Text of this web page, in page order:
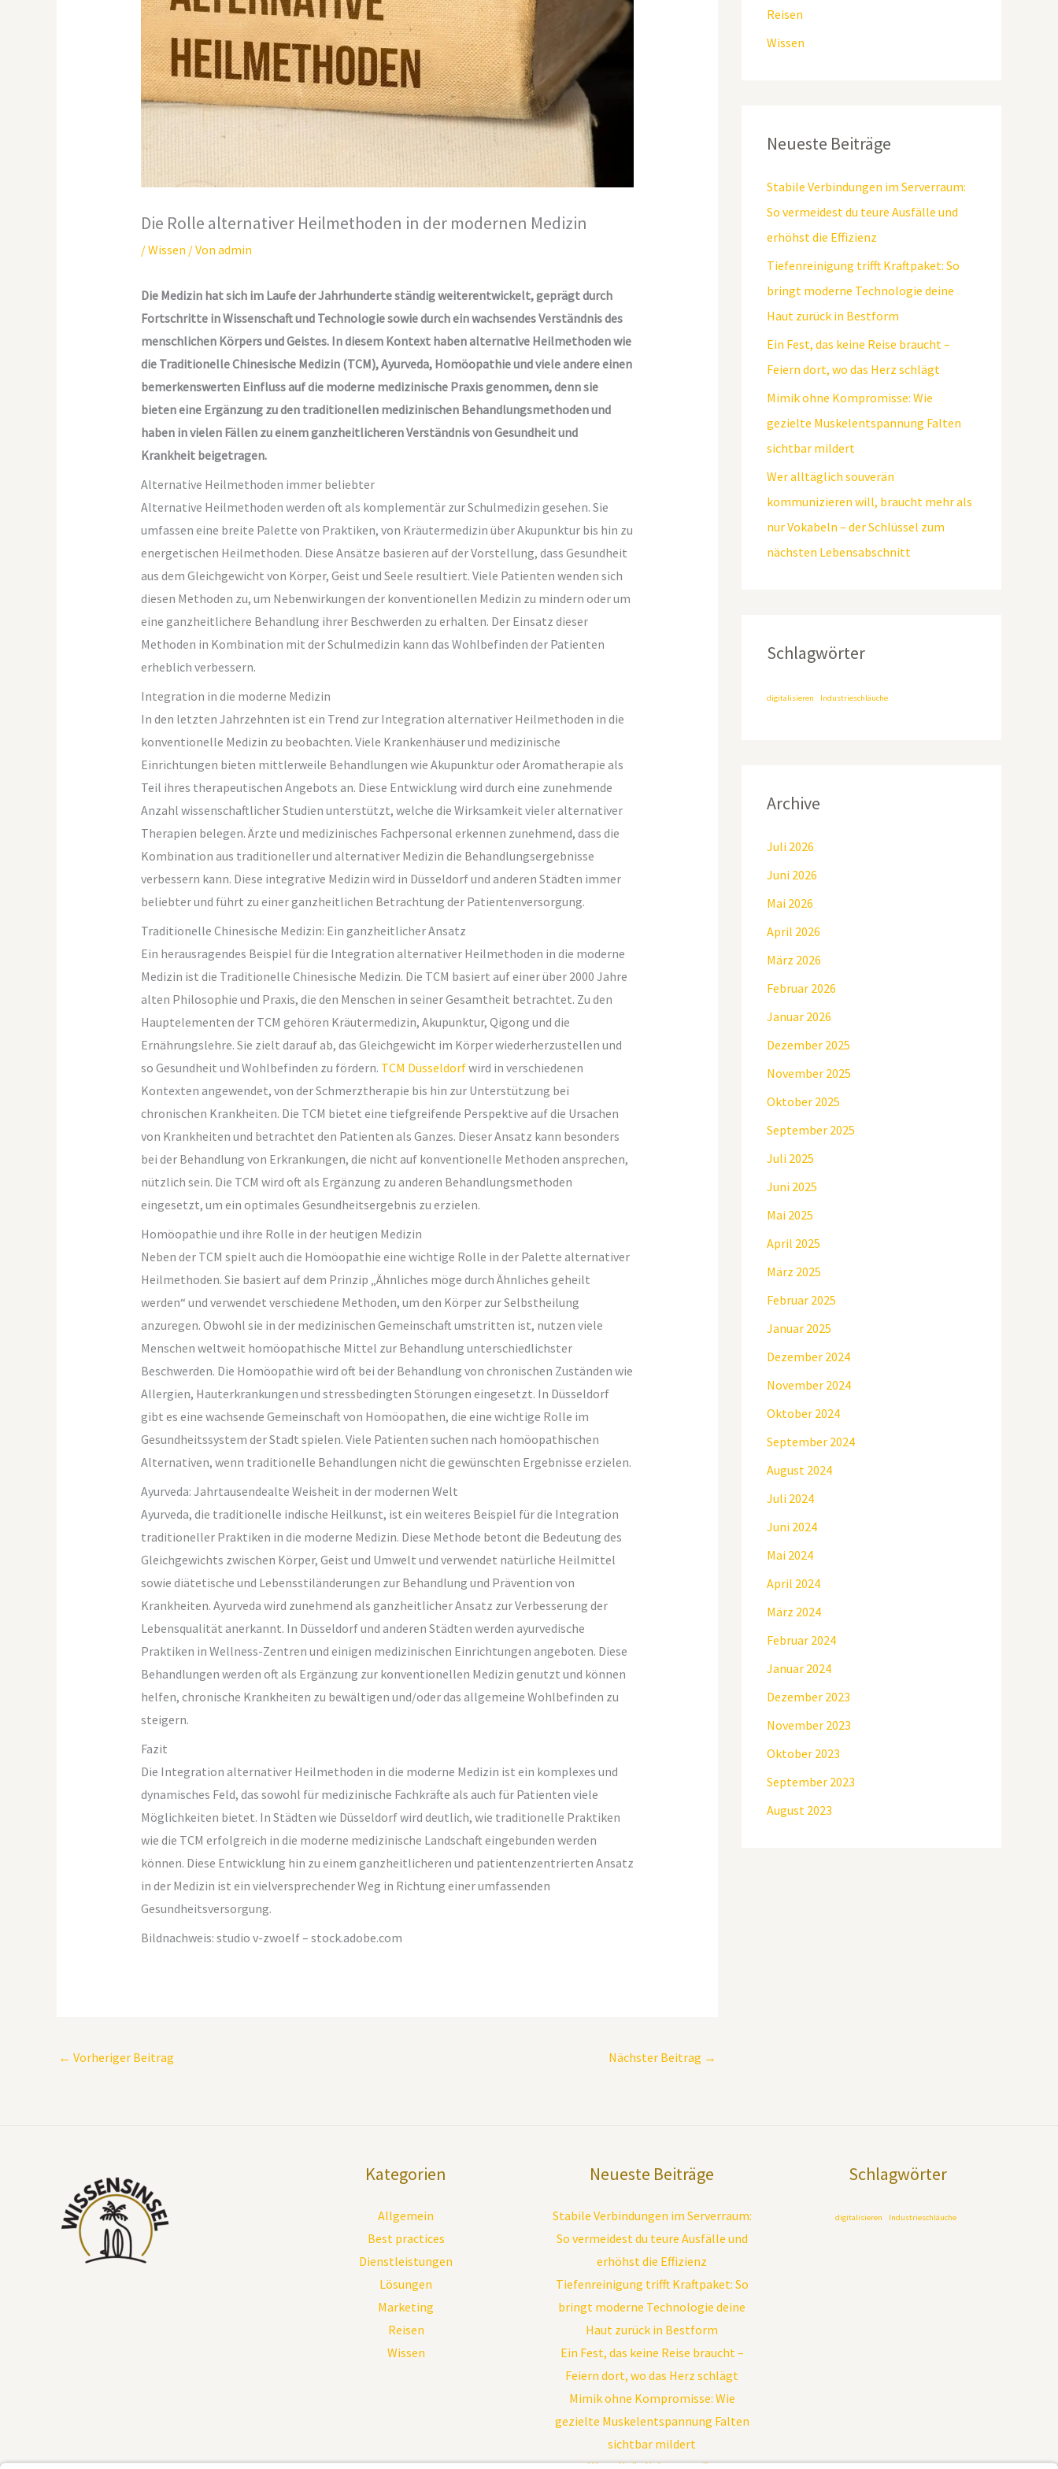
Die Rolle alternativer Heilmethoden in der modernen Medizin
/Wissen / Von admin
Die Medizin hat sich im Laufe der Jahrhunderte ständig weiterentwickelt, geprägt durch
Fortschritte in Wissenschaft und Technologie sowie durch ein wachsendes Verständnis des
menschlichen Körpers und Geistes. In diesem Kontext haben alternative Heilmethoden wie
die Traditionelle Chinesische Medizin (TCM), Ayurveda, Homöopathie und viele andere einen
bemerkenswerten Einfluss auf die moderne medizinische Praxis genommen, denn sie
bieten eine Ergänzung zu den traditionellen medizinischen Behandlungsmethoden und
haben in vielen Fällen zu einem ganzheitlicheren Verständnis von Gesundheit und
Krankheit beigetragen.
Alternative Heilmethoden immer beliebter
Alternative Heilmethoden werden oft als komplementär zur Schulmedizin gesehen. Sie
umfassen eine breite Palette von Praktiken, von Kräutermedizin über Akupunktur bis hin zu
energetischen Heilmethoden. Diese Ansätze basieren auf der Vorstellung, dass Gesundheit
aus dem Gleichgewicht von Körper, Geist und Seele resultiert. Viele Patienten wenden sich
diesen Methoden zu, um Nebenwirkungen der konventionellen Medizin zu mindern oder um
eine ganzheitlichere Behandlung ihrer Beschwerden zu erhalten. Der Einsatz dieser
Methoden in Kombination mit der Schulmedizin kann das Wohlbefinden der Patienten
erheblich verbessern.
Integration in die moderne Medizin
In den letzten Jahrzehnten ist ein Trend zur Integration alternativer Heilmethoden in die
konventionelle Medizin zu beobachten. Viele Krankenhäuser und medizinische
Einrichtungen bieten mittlerweile Behandlungen wie Akupunktur oder Aromatherapie als
Teil ihres therapeutischen Angebots an. Diese Entwicklung wird durch eine zunehmende
Anzahl wissenschaftlicher Studien unterstützt, welche die Wirksamkeit vieler alternativer
Therapien belegen. Ärzte und medizinisches Fachpersonal erkennen zunehmend, dass die
Kombination aus traditioneller und alternativer Medizin die Behandlungsergebnisse
verbessern kann. Diese integrative Medizin wird in Düsseldorf und anderen Städten immer
beliebter und führt zu einer ganzheitlichen Betrachtung der Patientenversorgung.
Traditionelle Chinesische Medizin: Ein ganzheitlicher Ansatz
Ein herausragendes Beispiel für die Integration alternativer Heilmethoden in die moderne
Medizin ist die Traditionelle Chinesische Medizin. Die TCM basiert auf einer über 2000 Jahre
alten Philosophie und Praxis, die den Menschen in seiner Gesamtheit betrachtet. Zu den
Hauptelementen der TCM gehören Kräutermedizin, Akupunktur, Qigong und die
Ernährungslehre. Sie zielt darauf ab, das Gleichgewicht im Körper wiederherzustellen und
so Gesundheit und Wohlbefinden zu fördern. TCM Düsseldorfwird in verschiedenen
Kontexten angewendet, von der Schmerztherapie bis hin zur Unterstützung bei
chronischen Krankheiten. Die TCM bietet eine tiefgreifende Perspektive auf die Ursachen
von Krankheiten und betrachtet den Patienten als Ganzes. Dieser Ansatz kann besonders
bei der Behandlung von Erkrankungen, die nicht auf konventionelle Methoden ansprechen,
nützlich sein. Die TCM wird oft als Ergänzung zu anderen Behandlungsmethoden
eingesetzt, um ein optimales Gesundheitsergebnis zu erzielen.
Homöopathie und ihre Rolle in der heutigen Medizin
Neben der TCM spielt auch die Homöopathie eine wichtige Rolle in der Palette alternativer
Heilmethoden. Sie basiert auf dem Prinzip „Ähnliches möge durch Ähnliches geheilt
werden“ und verwendet verschiedene Methoden, um den Körper zur Selbstheilung
anzuregen. Obwohl sie in der medizinischen Gemeinschaft umstritten ist, nutzen viele
Menschen weltweit homöopathische Mittel zur Behandlung unterschiedlichster
Beschwerden. Die Homöopathie wird oft bei der Behandlung von chronischen Zuständen wie
Allergien, Hauterkrankungen und stressbedingten Störungen eingesetzt. In Düsseldorf
gibt es eine wachsende Gemeinschaft von Homöopathen, die eine wichtige Rolle im
Gesundheitssystem der Stadt spielen. Viele Patienten suchen nach homöopathischen
Alternativen, wenn traditionelle Behandlungen nicht die gewünschten Ergebnisse erzielen.
Ayurveda: Jahrtausendealte Weisheit in der modernen Welt
Ayurveda, die traditionelle indische Heilkunst, ist ein weiteres Beispiel für die Integration
traditioneller Praktiken in die moderne Medizin. Diese Methode betont die Bedeutung des
Gleichgewichts zwischen Körper, Geist und Umwelt und verwendet natürliche Heilmittel
sowie diätetische und Lebensstiländerungen zur Behandlung und Prävention von
Krankheiten. Ayurveda wird zunehmend als ganzheitlicher Ansatz zur Verbesserung der
Lebensqualität anerkannt. In Düsseldorf und anderen Städten werden ayurvedische
Praktiken in Wellness-Zentren und einigen medizinischen Einrichtungen angeboten. Diese
Behandlungen werden oft als Ergänzung zur konventionellen Medizin genutzt und können
helfen, chronische Krankheiten zu bewältigen und/oder das allgemeine Wohlbefinden zu
steigern.
Fazit
Die Integration alternativer Heilmethoden in die moderne Medizin ist ein komplexes und
dynamisches Feld, das sowohl für medizinische Fachkräfte als auch für Patienten viele
Möglichkeiten bietet. In Städten wie Düsseldorf wird deutlich, wie traditionelle Praktiken
wie die TCM erfolgreich in die moderne medizinische Landschaft eingebunden werden
können. Diese Entwicklung hin zu einem ganzheitlicheren und patientenzentrierten Ansatz
in der Medizin ist ein vielversprechender Weg in Richtung einer umfassenden
Gesundheitsversorgung.
Bildnachweis: studio v-zwoelf– stock.adobe.com
← Vorheriger Beitrag Nächster Beitrag →
Reisen
Wissen
Neueste Beiträge
Stabile Verbindungen im Serverraum:
So vermeidest du teure Ausfälle und
erhöhst die Effizienz
Tiefenreinigung trifft Kraftpaket: So
bringt moderne Technologie deine
Haut zurück in Bestform
Ein Fest, das keine Reise braucht –
Feiern dort, wo das Herz schlägt
Mimik ohne Kompromisse: Wie
gezielte Muskelentspannung Falten
sichtbar mildert
Wer alltäglich souverän
kommunizieren will, braucht mehr als
nur Vokabeln – der Schlüssel zum
nächsten Lebensabschnitt
Schlagwörter
digitalisieren Industrieschläuche
Archive
Juli 2026
Juni 2026
Mai 2026
April 2026
März 2026
Februar 2026
Januar 2026
Dezember 2025
November 2025
Oktober 2025
September 2025
Juli 2025
Juni 2025
Mai 2025
April 2025
März 2025
Februar 2025
Januar 2025
Dezember 2024
November 2024
Oktober 2024
September 2024
August 2024
Juli 2024
Juni 2024
Mai 2024
April 2024
März 2024
Februar 2024
Januar 2024
Dezember 2023
November 2023
Oktober 2023
September 2023
August 2023
Kategorien
Allgemein
Best practices
Dienstleistungen
Lösungen
Marketing
Reisen
Wissen
Neueste Beiträge
Stabile Verbindungen im Serverraum:
So vermeidest du teure Ausfälle und
erhöhst die Effizienz
Tiefenreinigung trifft Kraftpaket: So
bringt moderne Technologie deine
Haut zurück in Bestform
Ein Fest, das keine Reise braucht –
Feiern dort, wo das Herz schlägt
Mimik ohne Kompromisse: Wie
gezielte Muskelentspannung Falten
sichtbar mildert
Schlagwörter
digitalisieren Industrieschläuche